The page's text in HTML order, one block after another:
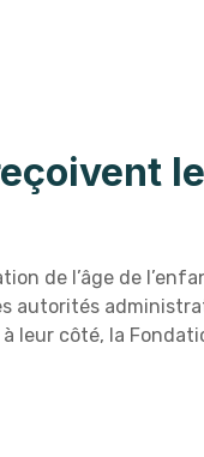
de l’âge de
autorités
leur côté, la